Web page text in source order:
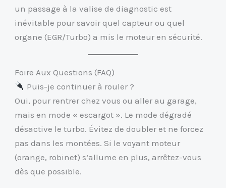
un passage à la valise de diagnostic est
inévitable pour savoir quel capteur ou quel
organe (EGR/Turbo) a mis le moteur en sécurité.
Foire Aux Questions (FAQ)
Puis-je continuer à rouler ?
Oui, pour rentrer chez vous ou aller au garage,
mais en mode « escargot ». Le mode dégradé
désactive le turbo. Évitez de doubler et ne forcez
pas dans les montées. Si le voyant moteur
(orange, robinet) s’allume en plus, arrêtez-vous
dès que possible.